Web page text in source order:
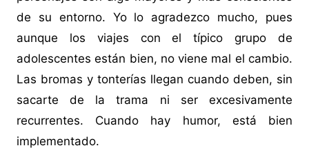
de su entorno. Yo lo agradezco mucho, pues
aunque los viajes con el típico grupo de
adolescentes están bien, no viene mal el cambio.
Las bromas y tonterías llegan cuando deben, sin
sacarte de la trama ni ser excesivamente
recurrentes. Cuando hay humor, está bien
implementado.